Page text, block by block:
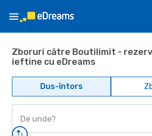
Zboruri către Boutilimit -
ieftine cu eDreams
Dus-întors
De unde?